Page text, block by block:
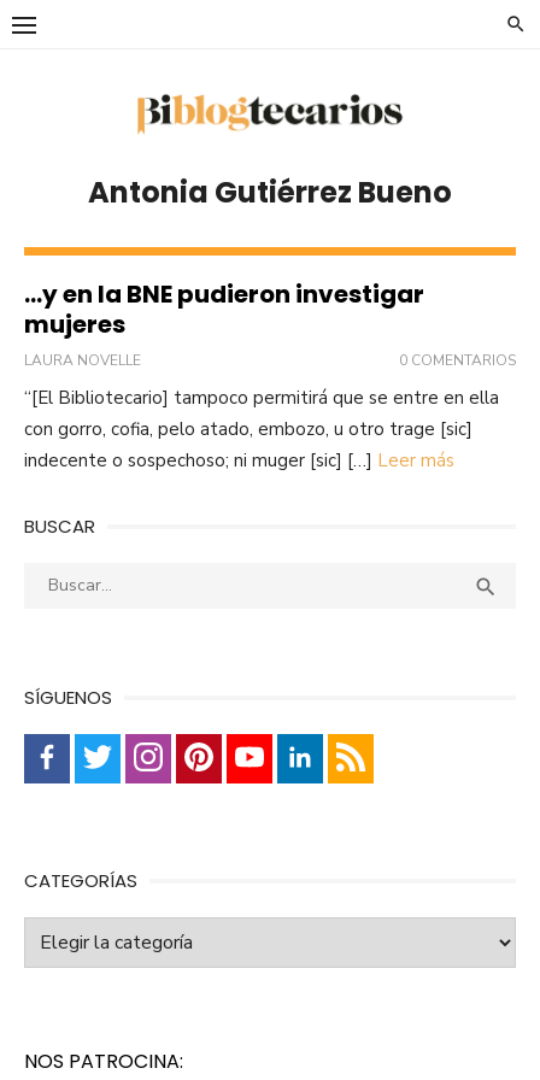
Saltar
Antonia Gutiérrez Bueno
…y en la BNE pudieron investigar
mujeres
LAURA NOVELLE 0 COMENTARIOS
“[El Bibliotecario] tampoco permitirá que se entre en ella
con gorro, cofia, pelo atado, embozo, u otro trage [sic]
indecente o sospechoso; ni muger [sic] […] Leer más
BUSCAR
Buscar: 
SÍGUENOS
CATEGORÍAS
Categorías
NOS PATROCINA: